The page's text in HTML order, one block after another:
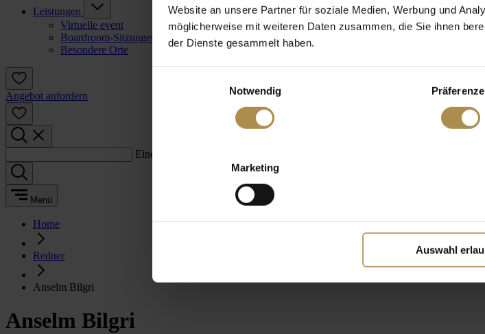
Website an unsere Partner für soziale Medien, Werbung und
möglicherweise mit weiteren Daten zusammen, die Sie ihnen
der Dienste gesammelt haben.
Notwendig
Marketing
Auswahl
Leistungen
Virtuelle event
Boardroom-Sitzungen
Besondere Orte
Angebot anfordern
Einen Suchbegriff eingeben:
Menü
Home
Redner
Anselm Bilgri
Anselm Bilgri